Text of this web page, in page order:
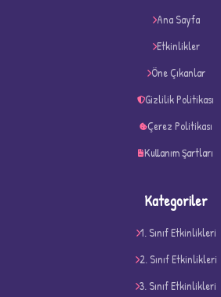
Ana Sayfa
Etkinlikler
Öne Çıkanlar
Gizlilik Politikası
Çerez Politikası
Kullanım Şartları
Kategoriler
1. Sınıf Etkinlikleri
2. Sınıf Etkinlikleri
3. Sınıf Etkinlikleri